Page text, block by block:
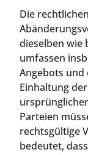
Die
dieselben wie
umfassen
Angebots und
Einhaltung
Parteien
rechtsgültige
bedeutet,